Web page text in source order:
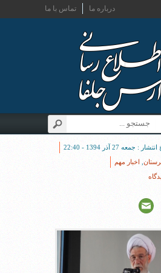
تماس با ما درباره ما
: جمعه 27 آذر 1394 - 22:40
اخبار مهم